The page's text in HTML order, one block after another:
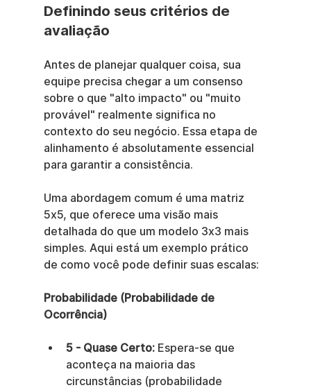
Definindo seus critérios de
avaliação
Antes de planejar qualquer coisa, sua
equipe precisa chegar a um consenso
sobre o que "alto impacto" ou "muito
provável" realmente significa no
contexto do seu negócio. Essa etapa de
alinhamento é absolutamente essencial
para garantir a consistência.
Uma abordagem comum é uma matriz
5x5, que oferece uma visão mais
detalhada do que um modelo 3x3 mais
simples. Aqui está um exemplo prático
de como você pode definir suas escalas:
Probabilidade (Probabilidade de
Ocorrência)
5 - Quase Certo: Espera-se que
aconteça na maioria das
circunstâncias (probabilidade